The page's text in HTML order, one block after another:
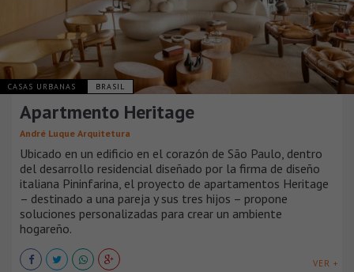
CASAS URBANAS BRASIL
Apartmento Heritage
André Luque Arquitetura
Ubicado en un edificio en el corazón de São Paulo, dentro
del desarrollo residencial diseñado por la firma de diseño
italiana Pininfarina, el proyecto de apartamentos Heritage
– destinado a una pareja y sus tres hijos – propone
soluciones personalizadas para crear un ambiente
hogareño.
VER +